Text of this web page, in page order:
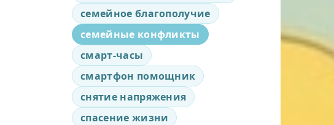
семейное благополучие
семейные конфликты
смарт-часы
смартфон помощник
снятие напряжения
спасение жизни